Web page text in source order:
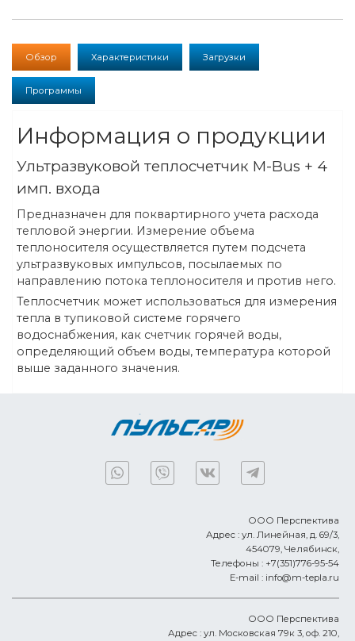
Обзор Характеристики Загрузки
Программы
Информация о продукции
Ультразвуковой теплосчетчик M-Bus + 4
имп. входа
Предназначен для поквартирного учета расхода
тепловой энергии. Измерение объема
теплоносителя осуществляется путем подсчета
ультразвуковых импульсов, посылаемых по
направлению потока теплоносителя и против него.
Теплосчетчик может использоваться для измерения
тепла в тупиковой системе горячего
водоснабжения, как счетчик горячей воды,
определяющий объем воды, температура которой
выше заданного значения.
ООО Перспектива
Адрес : ул. Линейная, д. 69/3,
454079, Челябинск,
Телефоны : +7(351)776-95-54
E-mail : info@m-tepla.ru
ООО Перспектива
Адрес : ул. Московская 79к 3, оф. 210,